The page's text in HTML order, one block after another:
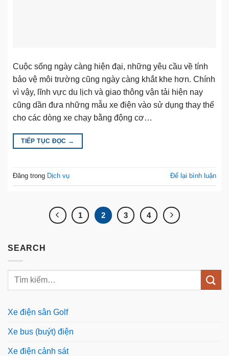
Cuộc sống ngày càng hiện đại, những yêu cầu về tính
bảo vệ môi trường cũng ngày càng khắt khe hơn. Chính
vì vậy, lĩnh vực du lịch và giao thông vận tải hiện nay
cũng dần đưa những mẫu xe điện vào sử dụng thay thế
cho các dòng xe chạy bằng động cơ…
TIẾP TỤC ĐỌC →
Đăng trong Dịch vụ Để lại bình luận
1 2 3 4
SEARCH
Xe điện sân Golf
Xe bus (buýt) điện
Xe điện cảnh sát